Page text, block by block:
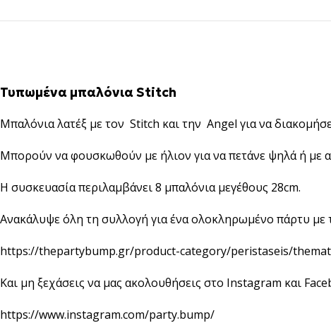
Τυπωμένα μπαλόνια Stitch
Mπαλόνια λατέξ με τον Stitch και την Angel για να
Μπορούν να φουσκωθούν με ήλιον για να πετάνε ψηλά ή με
Η συσκευασία περιλαμβάνει 8 μπαλόνια μεγέθους 28cm.
Ανακάλυψε όλη τη συλλογή για ένα ολοκληρωμένο πάρτυ
https://thepartybump.gr/product-category/peristaseis/
Και μη ξεχάσεις να μας ακολουθήσεις στο Instagram και
https://www.instagram.com/party.bump/